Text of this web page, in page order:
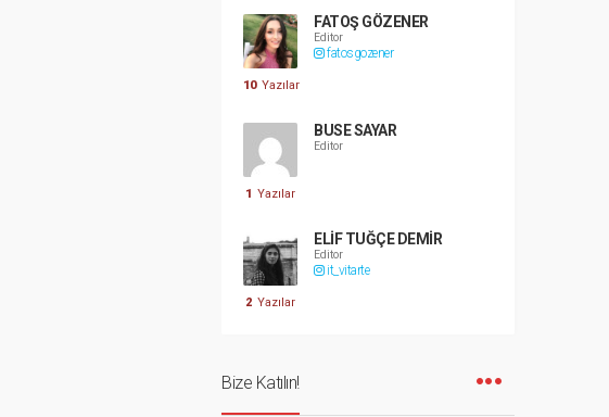
FATOŞ GÖZENER
Editor
fatosgozener
10 Yazılar
BUSE SAYAR
Editor
1 Yazılar
ELIF TUĞÇE DEMIR
Editor
it_vitarte
2 Yazılar
Bize Katılın!